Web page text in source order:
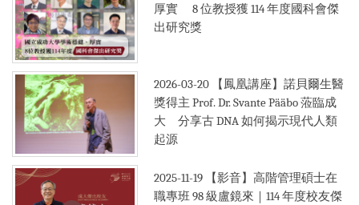
厚實 8 位教授獲 114 年度國科會傑
出研究獎
2026-03-20
【鳳凰講座】諾貝爾生醫
獎得主 Prof. Dr. Svante Pääbo 蒞臨成
大 分享古 DNA 如何揭示現代人類
起源
2025-11-19
【影音】高階管理碩士在
職專班 98 級盧鏡來｜114 年度校友傑